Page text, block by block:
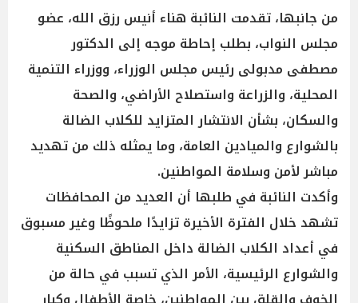
من جانبها، تقدمت النائبة هناء أنيس رزق الله، عضو
مجلس النواب، بطلب إحاطة موجه إلى الدكتور
مصطفى مدبولى رئيس مجلس الوزراء، ووزراء التنمية
المحلية، والزراعة واستصلاح الأراضي، والصحة
والسكان، بشأن الانتشار المتزايد للكلاب الضالة
بالشوارع والميادين العامة، وما يمثله ذلك من تهديد
مباشر لأمن وسلامة المواطنين.
وأكدت النائبة في طلبها أن العديد من المحافظات
تشهد خلال الفترة الأخيرة تزايدًا ملحوظًا وغير مسبوق
في أعداد الكلاب الضالة داخل المناطق السكنية
والشوارع الرئيسية، الأمر الذي تسبب في حالة من